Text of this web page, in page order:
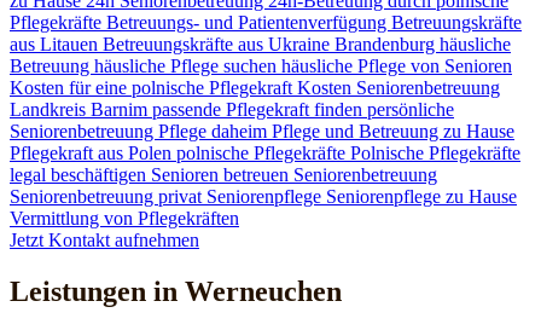
Pflegekräfte Betreuungs- und Patientenverfügung Betreuungskräfte
aus Litauen Betreuungskräfte aus Ukraine Brandenburg häusliche
Betreuung häusliche Pflege suchen häusliche Pflege von Senioren
Kosten für eine polnische Pflegekraft Kosten Seniorenbetreuung
Landkreis Barnim passende Pflegekraft finden persönliche
Seniorenbetreuung Pflege daheim Pflege und Betreuung zu Hause
Pflegekraft aus Polen polnische Pflegekräfte Polnische Pflegekräfte
legal beschäftigen Senioren betreuen Seniorenbetreuung
Seniorenbetreuung privat Seniorenpflege Seniorenpflege zu Hause
Vermittlung von Pflegekräften
Jetzt Kontakt aufnehmen
Leistungen in Werneuchen